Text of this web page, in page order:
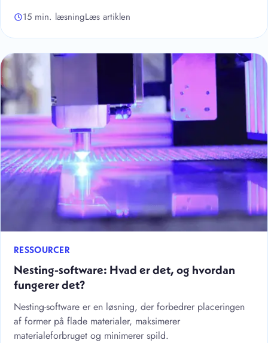
15 min. læsningLæs artiklen
RESSOURCER
Nesting-software: Hvad er det, og hvordan
fungerer det?
Nesting-software er en løsning, der forbedrer placeringen
af former på flade materialer, maksimerer
materialeforbruget og minimerer spild.